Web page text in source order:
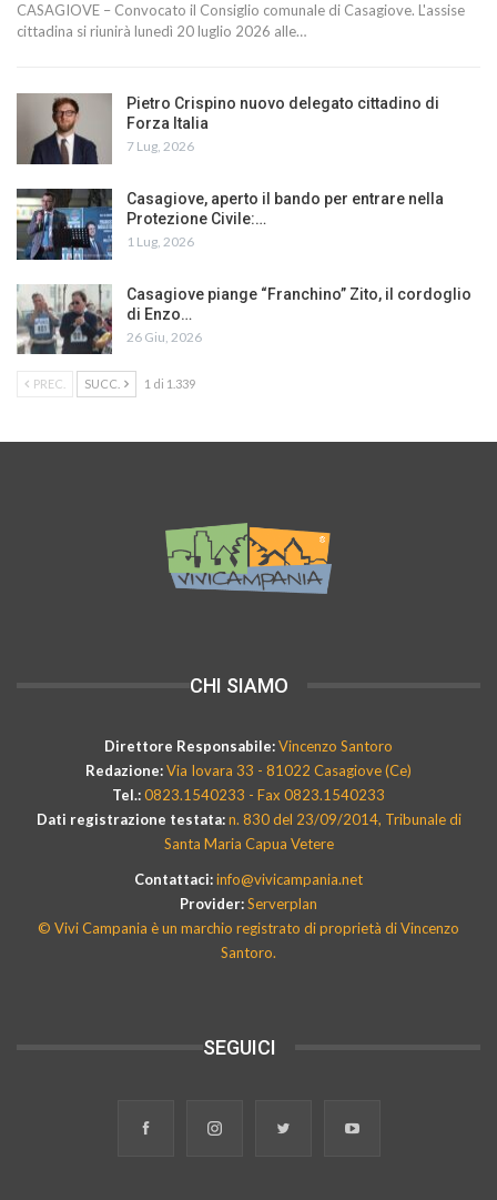
CASAGIOVE – Convocato il Consiglio comunale di Casagiove. L'assise
cittadina si riunirà lunedì 20 luglio 2026 alle…
Pietro Crispino nuovo delegato cittadino di
Forza Italia
7 Lug, 2026
Casagiove, aperto il bando per entrare nella
Protezione Civile:…
1 Lug, 2026
Casagiove piange “Franchino” Zito, il cordoglio
di Enzo…
26 Giu, 2026
PREC. SUCC. 1 di 1.339
CHI SIAMO
Direttore Responsabile:Vincenzo Santoro
Redazione:Via Iovara 33 - 81022 Casagiove (Ce)
Tel.:0823.1540233 - Fax 0823.1540233
Dati registrazione testata:n. 830 del 23/09/2014, Tribunale di
Santa Maria Capua Vetere
Contattaci:info@vivicampania.net
Provider:Serverplan
© Vivi Campania è un marchio registrato di proprietà di Vincenzo
Santoro.
SEGUICI